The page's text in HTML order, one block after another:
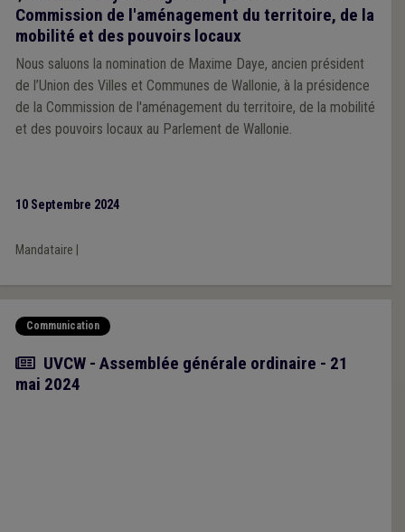
Commission de l'aménagement du territoire, de la
mobilité et des pouvoirs locaux
Nous saluons la nomination de Maxime Daye, ancien président
de l’Union des Villes et Communes de Wallonie, à la présidence
de la Commission de l'aménagement du territoire, de la mobilité
et des pouvoirs locaux au Parlement de Wallonie.
10 Septembre 2024
Mandataire
Communication
Article
UVCW - Assemblée générale ordinaire - 21
mai 2024